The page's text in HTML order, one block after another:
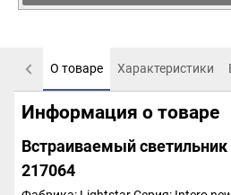
О товаре Характеристики
Информация о товаре
Встраиваемый
217064